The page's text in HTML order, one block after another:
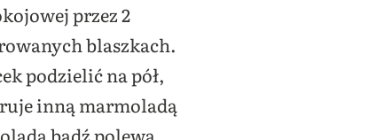
przez 2
blaszkach.
podzielić na pół,
inną marmoladą